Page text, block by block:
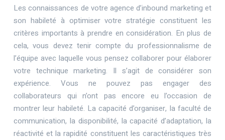
Les connaissances de votre agence d’inbound marketing et
son habileté à optimiser votre stratégie constituent les
critères importants à prendre en considération. En plus de
cela, vous devez tenir compte du professionnalisme de
l’équipe avec laquelle vous pensez collaborer pour élaborer
votre technique marketing. Il s’agit de considérer son
expérience. Vous ne pouvez pas engager des
collaborateurs qui n’ont pas encore eu l’occasion de
montrer leur habileté. La capacité d’organiser, la faculté de
communication, la disponibilité, la capacité d’adaptation, la
réactivité et la rapidité constituent les caractéristiques très